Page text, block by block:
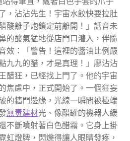
，沾沾先生！宇宙水餃快要拉肚
酸離子炮鎖定前離開！」話音未
的酸氣猛地從店門口灌入，伴隨
效：「警告！這裡的醬油比例嚴
九九的醋，才是真理！」廖沾沾
醋狂，已經找上門了。他的宇宙
焦慮中，正式開始了。一個狂妄
的牆門邊緣，光線一瞬間被極端
無毒建材光、像醋罐的機器人緩
不斷噴射著白色醋霧。它身上掛
虹燈牌，閃爍得讓人眼睛發疼，